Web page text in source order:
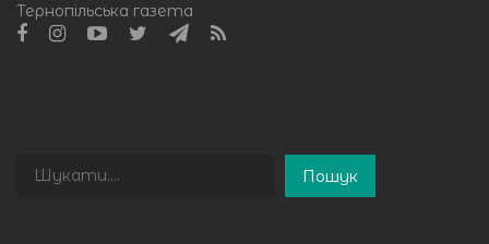
Тернопільська газета
Пошук
Пошук